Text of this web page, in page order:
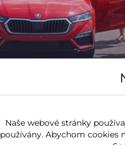
Naše webové stránky
používány. Abychom